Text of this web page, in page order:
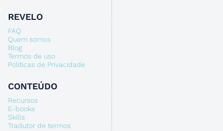
REVELO
FAQ
Quem somos
Blog
Termos de uso
Políticas de Privacidade
CONTEÚDO
Recursos
E-books
Skills
Tradutor de termos